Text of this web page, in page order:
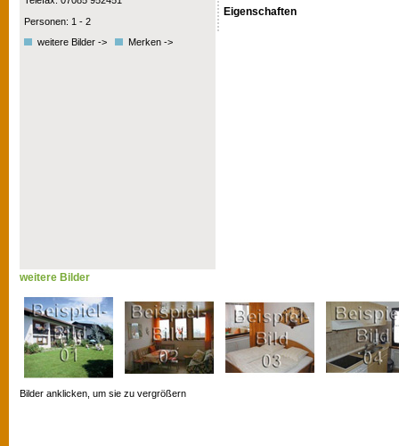
Personen: 1 - 2
weitere Bilder ->
Merken ->
Eigenschaften
weitere Bilder
Bilder anklicken, um sie zu vergrößern